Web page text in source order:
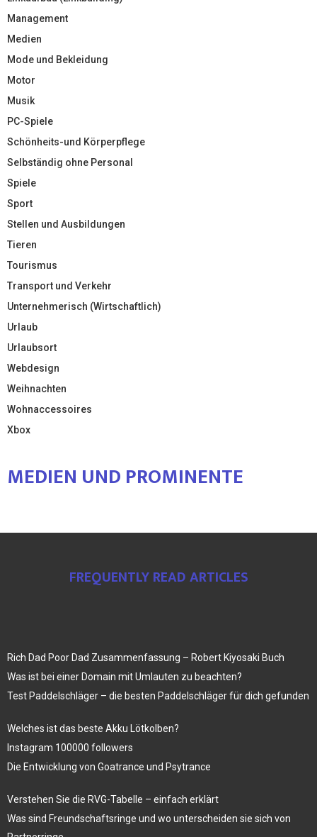
Management
Medien
Mode und Bekleidung
Motor
Musik
PC-Spiele
Schönheits-und Körperpflege
Selbständig ohne Personal
Spiele
Sport
Stellen und Ausbildungen
Tieren
Tourismus
Transport und Verkehr
Unternehmerisch (Wirtschaftlich)
Urlaub
Urlaubsort
Webdesign
Weihnachten
Wohnaccessoires
Xbox
MEDIEN UND PROMINENTE
FREQUENTLY READ ARTICLES
Rich Dad Poor Dad Zusammenfassung – Robert Kiyosaki Buch
Was ist bei einer Domain mit Umlauten zu beachten?
Test Paddelschläger – die besten Paddelschläger für dich gefunden
Welches ist das beste Akku Lötkolben?
Instagram 100000 followers
Die Entwicklung von Goatrance und Psytrance
Verstehen Sie die RVG-Tabelle – einfach erklärt
Was sind Freundschaftsringe und wo unterscheiden sie sich von